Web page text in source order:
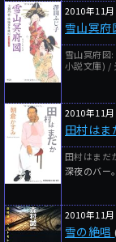
2010年11
雪山冥府
雪山冥府図
小説文庫) /
2010年11
田村はま
田村はまだ
深夜のバー
2010年11
雪の絶唱